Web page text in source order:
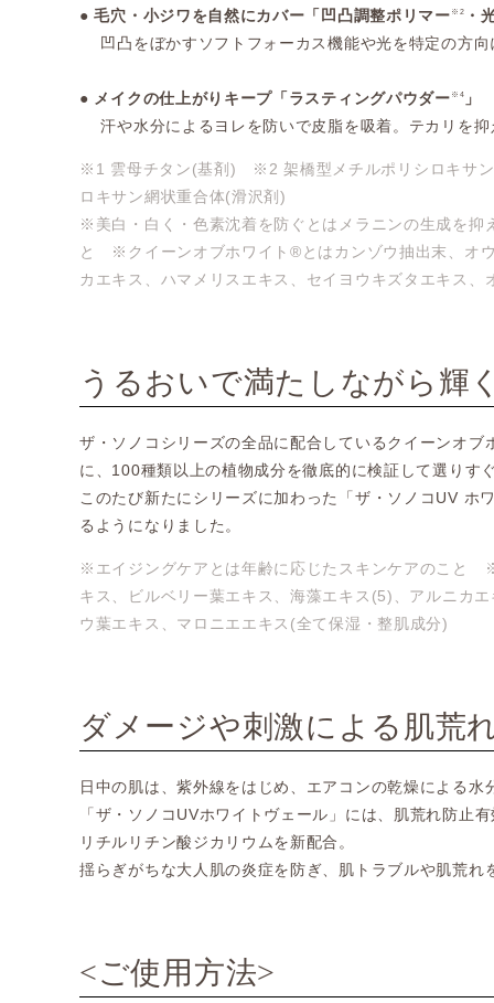
● 毛穴・小ジワを自然にカバー「凹凸調整ポリマー ※2 ・
凹凸をぼかすソフトフォーカス機能や光を特定の方向
● メイクの仕上がりキープ「ラスティングパウダー ※4
」
汗や水分によるヨレを防いで皮脂を吸着。テカリを抑
※1 雲母チタン(基剤) ※2 架橋型メチルポリシロキサ
ロキサン網状重合体(滑沢剤)
※美白・白く・色素沈着を防ぐとはメラニンの生成を
と ※クイーンオブホワイト®とはカンゾウ抽出末、オ
カエキス、ハマメリスエキス、セイヨウキズタエキス
うるおいで満たしながら輝
ザ・ソノコシリーズの全品に配合しているクイーンオ
に、100種類以上の植物成分を徹底的に検証して選りす
このたび新たにシリーズに加わった「ザ・ソノコUV ホ
るようになりました。
※エイジングケアとは年齢に応じたスキンケアのこと
キス、ビルベリー葉エキス、海藻エキス(5)、アルニカ
ウ葉エキス、マロニエエキス(全て保湿・整肌成分)
ダメージや刺激による肌荒
日中の肌は、紫外線をはじめ、エアコンの乾燥による
「ザ・ソノコUVホワイトヴェール」には、肌荒れ防止
リチルリチン酸ジカリウムを新配合。
揺らぎがちな大人肌の炎症を防ぎ、肌トラブルや肌荒れ
<ご使用方法>